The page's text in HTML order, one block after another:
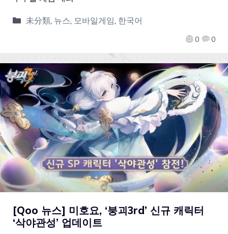
0 0
未分類, 뉴스 모바일게임 한국어
[Qoo 뉴스] 미호요, ‘붕괴3rd’ 신규 캐릭터
‘삭야관성’ 업데이트